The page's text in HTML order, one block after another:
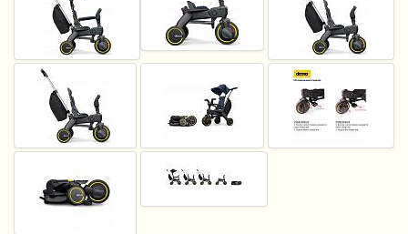
Безопасность ребенка
Ходунки и прыгунки
Игры и развитие
Принадлежности для выписки
Сумки для мам и детей